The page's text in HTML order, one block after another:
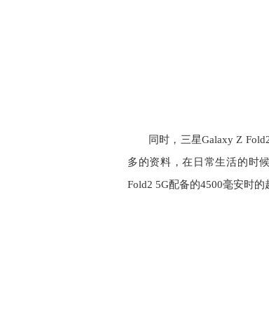
同时，三星Galaxy Z
多的资料，在日常生活的时
Fold2 5G配备的4500毫安时